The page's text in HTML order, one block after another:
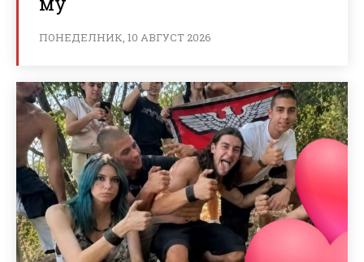
ПОНЕДЕЛНИК, 10 АВГУСТ 2026